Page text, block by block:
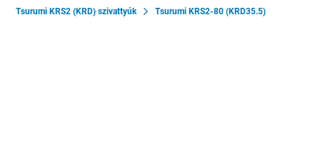
Tsurumi KRS2 (KRD) szivattyúk
Tsurumi KRS2-80 (KRD35.5)